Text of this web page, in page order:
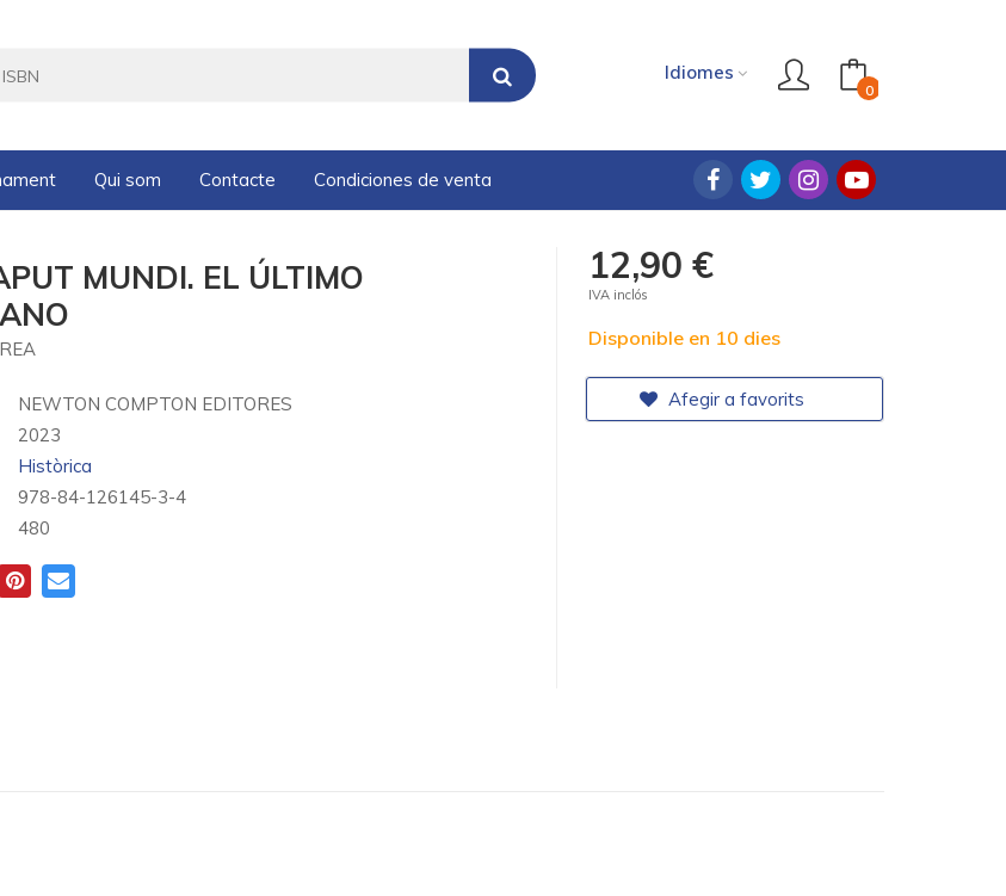
Idiomes
0
Qui som Contacte Condiciones de venta
MUNDI. EL ÚLTIMO
NEWTON COMPTON EDITORES
2023
Històrica
978-84-126145-3-4
480
12,90 €
IVA inclós
Disponible en 10 dies
Afegir a favorits